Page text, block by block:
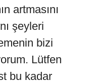
artmasını
şeyleri
bizi
Lütfen
bu kadar